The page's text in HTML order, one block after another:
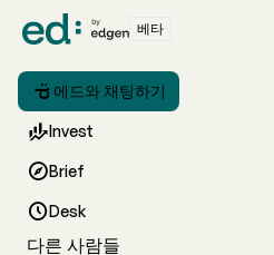
베타
 에드와 채팅하기
Invest
Brief
Desk
다른 사람들